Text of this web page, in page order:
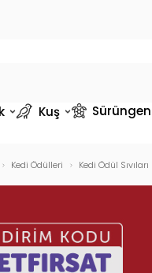
Kuş
Kedi Ödülleri Kedi Ödül Sıvıları